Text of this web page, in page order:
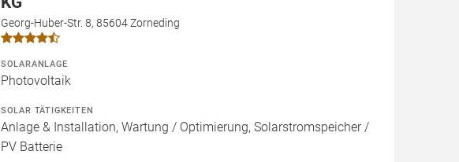
Georg-Huber-Str. 8, 85604 Zorneding
SOLARANLAGE
Photovoltaik
SOLAR TÄTIGKEITEN
Anlage & Installation, Wartung / Optimierung, Solarstromspeicher /
PV Batterie